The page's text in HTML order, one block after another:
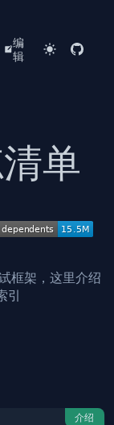
编
辑
单
框架，这里介绍
引
介绍